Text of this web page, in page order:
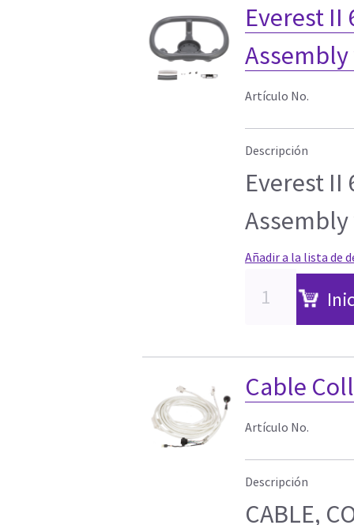
Everest II
Artículo No.
Descripción
Everest II
Añadir a la lista de
Cable
Artículo No.
Descripción
CABLE,